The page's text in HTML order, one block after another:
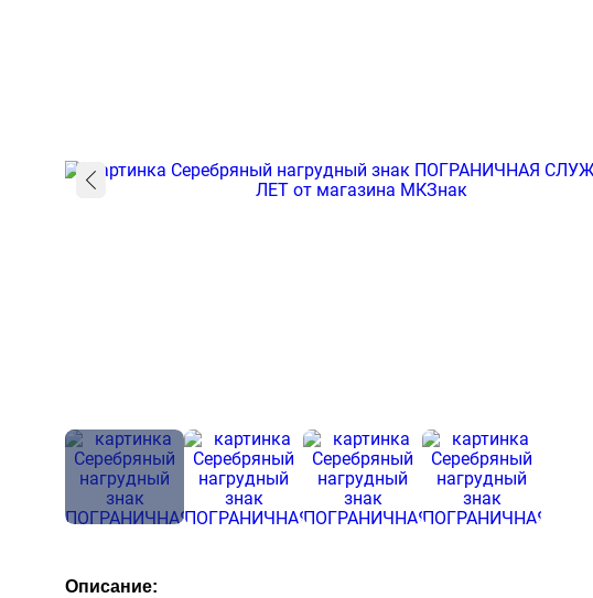
Описание: